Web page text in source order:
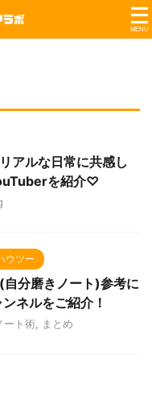
アルな日常に共感し
を紹介♡
ウツー
分磨きノート)参考に
ネルをご紹介！
ート術 まとめ